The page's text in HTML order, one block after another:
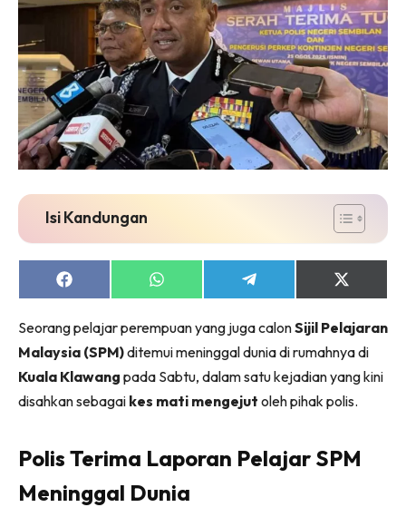
Isi Kandungan
Share
on
Share
on
Share
on
Share
on
(Twitter)
Seorang pelajar perempuan yang juga calonSijil Pelajaran
Malaysia (SPM)ditemui meninggal dunia di rumahnya di
Kuala Klawang pada Sabtu, dalam satu kejadian yang kini
disahkan sebagai kes mati mengejut oleh pihak polis.
Polis Terima Laporan Pelajar SPM
Meninggal Dunia